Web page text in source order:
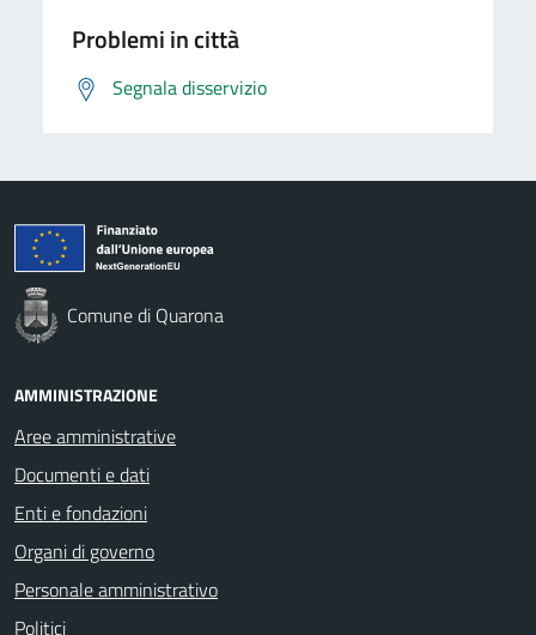
Problemi in città
Segnala disservizio
Comune di Quarona
AMMINISTRAZIONE
Aree amministrative
Documenti e dati
Enti e fondazioni
Organi di governo
Personale amministrativo
Politici